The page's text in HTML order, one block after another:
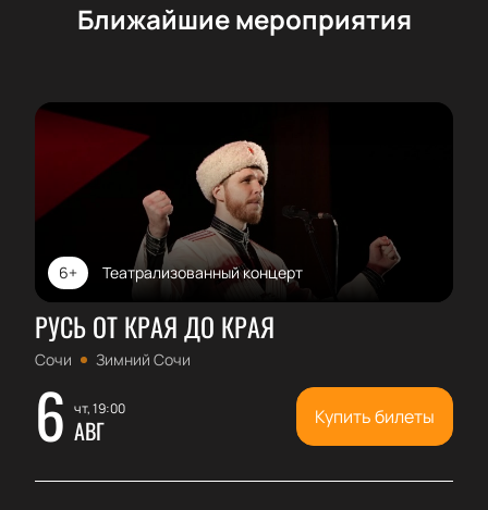
Ближайшие мероприятия
Театрализованный концерт
6+
РУСЬ ОТ КРАЯ ДО КРАЯ
Сочи Зимний Сочи
6 чт, 19:00
АВГ Купить билеты